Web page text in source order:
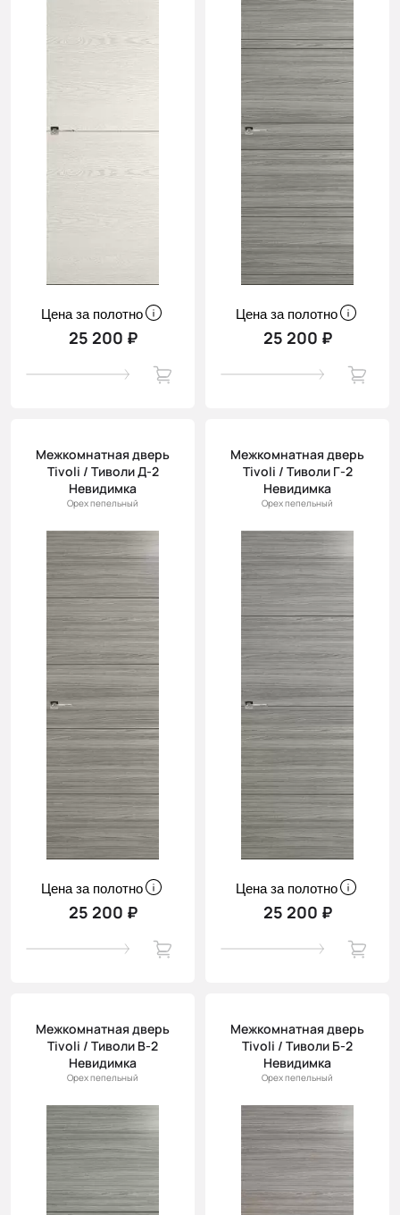
Цена за полотно
25 200 ₽
Цена за полотно
25 200 ₽
Межкомнатная дверь
Tivoli / Тиволи Д-2
Невидимка
Орех пепельный
Цена за полотно
25 200 ₽
Межкомнатная дверь
Tivoli / Тиволи Г-2
Невидимка
Орех пепельный
Цена за полотно
25 200 ₽
Межкомнатная дверь
Tivoli / Тиволи В-2
Невидимка
Орех пепельный
Межкомнатная дверь
Tivoli / Тиволи Б-2
Невидимка
Орех пепельный